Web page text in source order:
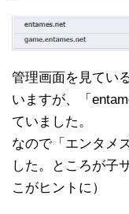
管理画面を見てい
いますが、「
ていました。
なので「エンタメ
した。ところが子
こがヒントに）